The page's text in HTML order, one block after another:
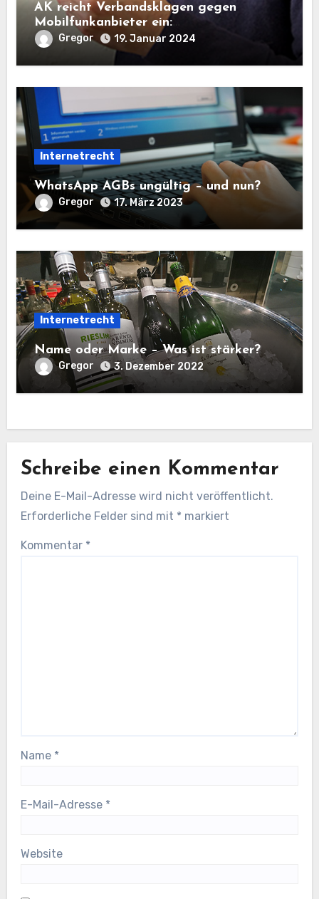
AK reicht Verbandsklagen gegen
Mobilfunkanbieter ein:
Servicepauschalen vor Gericht auf dem
Gregor 19. Januar 2024
Internetrecht
WhatsApp AGBs ungültig – und nun?
Gregor 17. März 2023
Internetrecht
Name oder Marke – Was ist stärker?
Gregor 3. Dezember 2022
Schreibe einen Kommentar
Deine E-Mail-Adresse wird nicht veröffentlicht.
Erforderliche Felder sind mit * markiert
Kommentar *
Name *
E-Mail-Adresse *
Website